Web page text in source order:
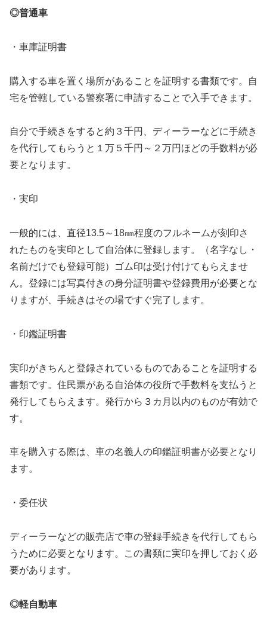
◎普通車
・車庫証明書
購入する車を置く場所があることを証明する書類です。自
宅を管轄している警察署に申請することで入手できます。
自分で手続きをすると約３千円、ディーラーなどに手続き
を代行してもらうと１万５千円～２万円ほどの手数料が必
要となります。
・実印
一般的には、直径13.5～18㎜程度のフルネームが刻印さ
れたものを実印として自治体に登録します。（名字なし・
名前だけでも登録可能）ゴム印は受け付けてもらえませ
ん。登録には写真付きの身分証明書や登録費用が必要とな
りますが、手続きはその場ですぐ完了します。
・印鑑証明書
実印がきちんと登録されているものであることを証明する
書類です。住民票がある自治体の役所で手数料を支払うと
発行してもらえます。発行から３カ月以内のものが有効で
す。
車を購入する際は、車の名義人の印鑑証明書が必要となり
ます。
・委任状
ディーラーなどの販売店で車の登録手続きを代行してもら
うために必要となります。この書類に実印を押しておく必
要があります。
◎軽自動車